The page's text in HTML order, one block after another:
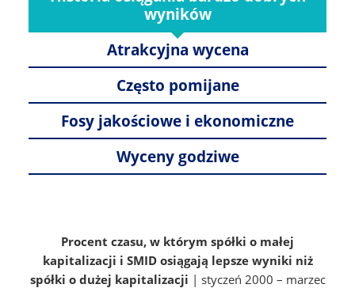
wyników
Atrakcyjna wycena
Często pomijane
Fosy jakościowe i ekonomiczne
Wyceny godziwe
Procent czasu, w którym spółki o małej
kapitalizacji i SMID osiągają lepsze wyniki niż
spółki o dużej kapitalizacji | styczeń 2000 – marzec